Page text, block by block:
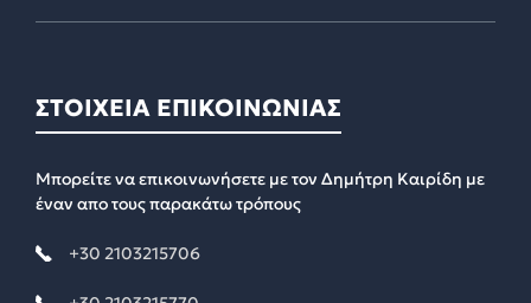
ΣΤΟΙΧΕΙΑ ΕΠΙΚΟΙΝΩΝΙΑΣ
Μπορείτε να επικοινωνήσετε με τον Δημήτρη Καιρίδη με
έναν απο τους παρακάτω τρόπους
+30 2103215706